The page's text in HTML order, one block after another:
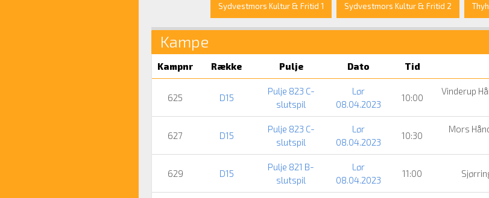
Sydvestmors Kultur & Fritid 1 Sydvestmors Kultur & Fritid 2
Kampe
Kampnr Række Pulje Dato Tid
625 D15
Pulje 823 C-
slutspil
Lør
08.04.2023
10:00
Vinderup
627 D15
Pulje 823 C-
slutspil
Lør
08.04.2023
10:30
Mors
629 D15
Pulje 821 B-
slutspil
Lør
08.04.2023
11:00